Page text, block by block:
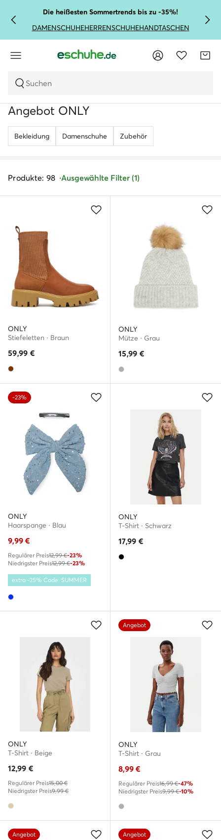
Die heißesten Sommertrends bis zu -35%!
DAMENSCHUHEHERRENSCHUHEHANDTASCHEN
Suchen
Angebot ONLY
Bekleidung Damenschuhe Zubehör
Produkte: 98 Ausgewählte Filter (1)
ONLY
Stiefeletten · Braun
59,99 €
ONLY
Mütze · Grau
15,99 €
-23%
ONLY
Haarspange · Blau
9,99 €
Regulärer Preis12,99 €-23%
Niedrigster Preis12,99 €-23%
extra -25% Code: SUMMER
ONLY
T-Shirt · Schwarz
17,99 €
ONLY
T-Shirt · Beige
12,99 €
Regulärer Preis15,00 €
Niedrigster Preis9,99 €
Angebot
ONLY
T-Shirt · Grau
8,99 €
Regulärer Preis16,99 €-47%
Niedrigster Preis9,99 €-10%
Angebot Angebot